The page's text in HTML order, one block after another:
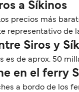
a Síkinos
precios más
representativo de
Siros y
es de aprox. 50
en el ferry
a bordo de los